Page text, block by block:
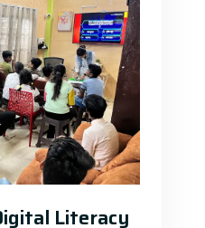
Literacy